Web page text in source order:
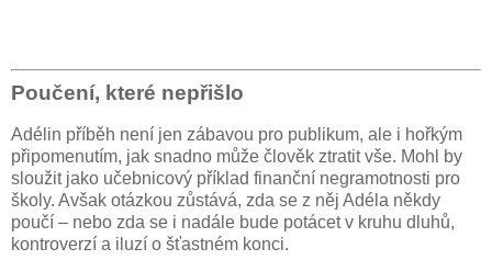
Poučení, které nepřišlo
Adélin příběh není jen zábavou pro publikum, ale i hořkým
připomenutím, jak snadno může člověk ztratit vše. Mohl by
sloužit jako učebnicový příklad finanční negramotnosti pro
školy. Avšak otázkou zůstává, zda se z něj Adéla někdy
poučí – nebo zda se i nadále bude potácet v kruhu dluhů,
kontroverzí a iluzí o šťastném konci.